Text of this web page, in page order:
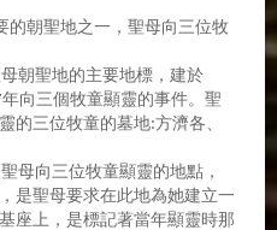
的朝聖地之一，聖母向三位牧
朝聖地的主要地標，建於
向三個牧童顯靈的事件。聖
的三位牧童的墓地:方濟各、
母向三位牧童顯靈的地點，
是聖母要求在此地為她建立一
座上，是標記著當年顯靈時那